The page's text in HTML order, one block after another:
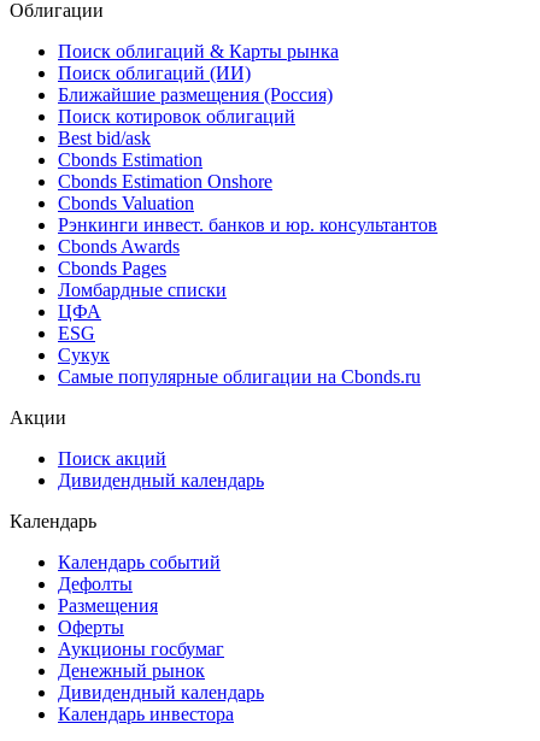
Бельгия торговый
баланс
Показать все
Облигации
Поиск облигаций & Карты рынка
Поиск облигаций (ИИ)
Ближайшие размещения (Россия)
Поиск котировок облигаций
Best bid/ask
Cbonds Estimation
Cbonds Estimation Onshore
Cbonds Valuation
Рэнкинги инвест. банков и юр. консультантов
Cbonds Awards
Cbonds Pages
Ломбардные списки
ESG
Самые популярные облигации на Cbonds.ru
Дивидендный календарь
Календарь
Календарь событий
Дефолты
Размещения
Оферты